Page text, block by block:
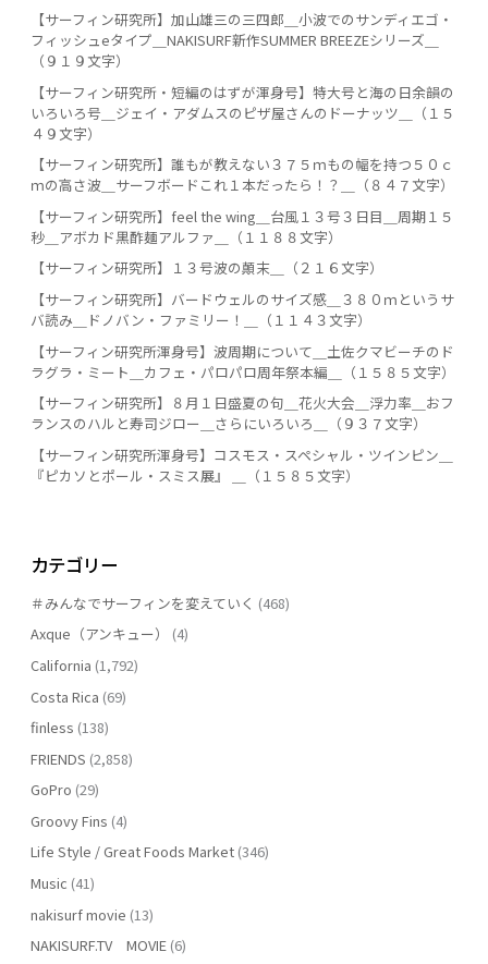
【サーフィン研究所】加山雄三の三四郎＿小波でのサンディエゴ・
フィッシュeタイプ＿NAKISURF新作SUMMER BREEZEシリーズ＿
（９１９文字）
【サーフィン研究所・短編のはずが渾身号】特大号と海の日余韻の
いろいろ号＿ジェイ・アダムスのピザ屋さんのドーナッツ＿（１５
４９文字）
【サーフィン研究所】誰もが教えない３７５ｍもの幅を持つ５０ｃ
ｍの高さ波＿サーフボードこれ１本だったら！？＿（８４７文字）
【サーフィン研究所】feel the wing＿台風１３号３日目＿周期１５
秒＿アボカド黒酢麺アルファ＿（１１８８文字）
【サーフィン研究所】１３号波の顛末＿（２１６文字）
【サーフィン研究所】バードウェルのサイズ感＿３８０ｍというサ
バ読み＿ドノバン・ファミリー！＿（１１４３文字）
【サーフィン研究所渾身号】波周期について＿土佐クマビーチのド
ラグラ・ミート＿カフェ・パロパロ周年祭本編＿（１５８５文字）
【サーフィン研究所】８月１日盛夏の句＿花火大会＿浮力率＿おフ
ランスのハルと寿司ジロー＿さらにいろいろ＿（９３７文字）
【サーフィン研究所渾身号】コスモス・スペシャル・ツインピン＿
『ピカソとポール・スミス展』 ＿（１５８５文字）
カテゴリー
＃みんなでサーフィンを変えていく (468)
Axque（アンキュー）
(4)
California (1,792)
Costa Rica (69)
finless (138)
FRIENDS (2,858)
GoPro (29)
Groovy Fins (4)
Life Style / Great Foods Market(346)
Music (41)
nakisurf movie (13)
NAKISURF.TV MOVIE(6)